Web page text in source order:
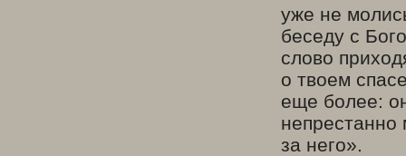
уже не
беседу с
слово
о твоем
еще более:
непрестанно
за него».